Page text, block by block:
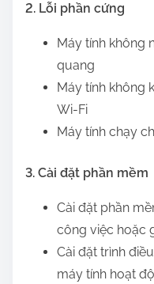
2. Lỗi phần cứng
Máy tính không
quang
Máy tính không
Wi-Fi
Máy tính chạy
3. Cài đặt phần mềm
Cài đặt phần
công việc hoặc
Cài đặt trình
máy tính hoạt